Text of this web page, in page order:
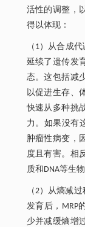
活性的调整，
得以体现：
（1）从合成
延续了遗传发
态。这包括减
以促进生存、
快速从多种挑
力。如果没有
肿瘤性病变，
度且有害。相
质和DNA等生
（2）从熵减
发育后，MRP
少并减缓熵增